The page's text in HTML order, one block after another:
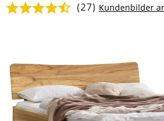
Durchschnittliche Bewertung von 4.78
(27) Kundenbilder